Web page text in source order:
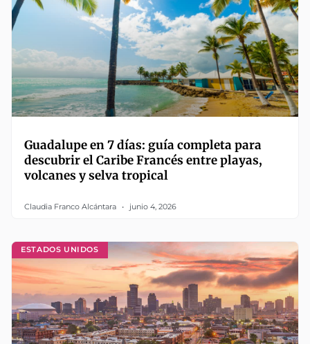
Guadalupe en 7 días: guía completa para
descubrir el Caribe Francés entre playas,
volcanes y selva tropical
Claudia Franco Alcántara junio 4, 2026
ESTADOS UNIDOS